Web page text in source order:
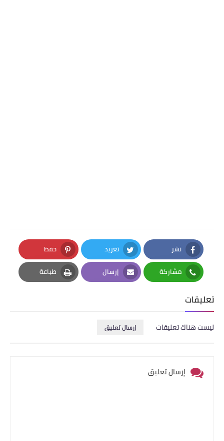
نشر
Facebook
تغريد
Twitter
حفظ
Pinterest
مشاركة
Whatsapp
إرسال
Email
طباعة
Print
تعليقات
ليست هناك تعليقات إرسال تعليق
إرسال تعليق